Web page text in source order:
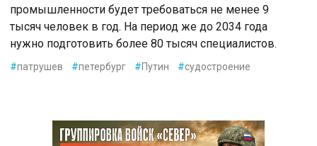
промышленности будет требоваться не менее 9
тысяч человек в год. На период же до 2034 года
нужно подготовить более 80 тысяч специалистов.
#патрушев #петербург #Путин #судостроение